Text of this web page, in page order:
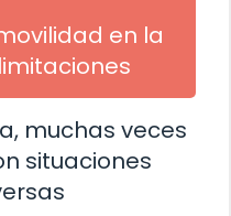
en la
muchas veces
situaciones